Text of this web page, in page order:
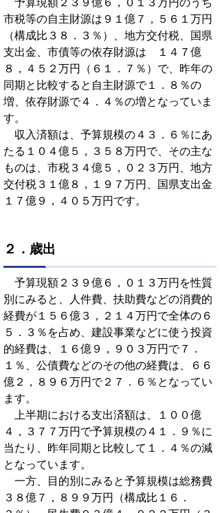
予算現額２３９億６，０１３万円のうち
市税等の自主財源は９１億７，５６１万円
（構成比３８．３％）、地方交付税、国県
支出金、市債等の依存財源は １４７億
８，４５２万円（６１．７％）で、昨年の
同期と比較すると自主財源で１．８％の
増、依存財源で４．４％の増となっていま
す。
収入済額は、予算規模の４３．６％にあ
たる１０４億５，３５８万円で、その主な
ものは、市税３４億５，０２３万円、地方
交付税３１億８，１９７万円、国県支出金
１７億９，４０５万円です。
２．歳出
予算現額２３９億６，０１３万円を性質
別にみると、人件費、扶助費などの消費的
経費が１５６億３，２１４万円で全体の６
５．３％を占め、建設事業などに使う投資
的経費は、１６億９，９０３万円で７．
１％、公債費などのその他の経費は、６６
億２，８９６万円で２７．６％となってい
ます。
上半期における支出済額は、１００億
４，３７７万円で予算規模の４１．９％に
当たり、昨年同期と比較して１．４％の減
となっています。
一方、目的別にみると予算規模は総務費
３８億７，８９９万円（構成比１６．